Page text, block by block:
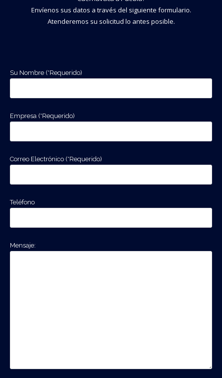
Envíenos sus datos a través del siguiente formulario.
Atenderemos su solicitud lo antes posible.
Su Nombre (*Requerido)
Empresa (*Requerido)
Correo Electrónico (*Requerido)
Teléfono
Mensaje: